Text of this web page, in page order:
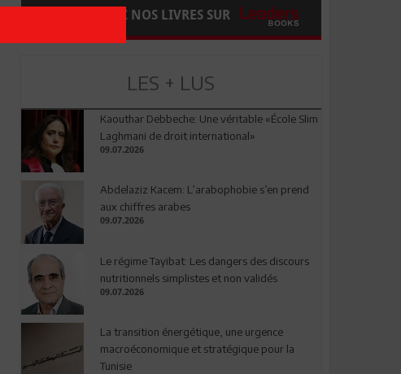
COMMANDEZ NOS LIVRES SUR
LES + LUS
Kaouthar Debbeche: Une véritable «École Slim
Laghmani de droit international»
09.07.2026
Abdelaziz Kacem: L’arabophobie s’en prend
aux chiffres arabes
09.07.2026
Le régime Tayibat: Les dangers des discours
nutritionnels simplistes et non validés
09.07.2026
La transition énergétique, une urgence
macroéconomique et stratégique pour la
Tunisie